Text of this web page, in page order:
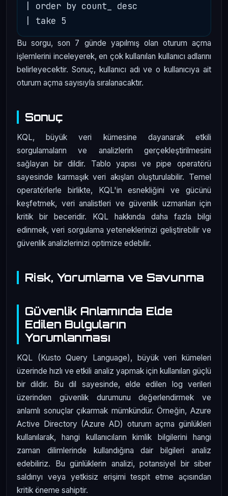
| order by count_ desc
Bu sorgu, son 7 günde yapılmış olan oturum açma
işlemlerini inceleyerek, en çok kullanılan kullanıcı adlarını
belirleyecektir. Sonuç, kullanıcı adı ve o kullanıcıya ait
oturum açma sayısıyla sıralanacaktır.
Sonuç
KQL, büyük veri kümesine dayanarak etkili
sorgulamaların ve analizlerin gerçekleştirilmesini
sağlayan bir dildir. Tablo yapısı ve pipe operatörü
sayesinde karmaşık veri akışları oluşturulabilir. Temel
operatörlerle birlikte, KQL'in esnekliğini ve gücünü
keşfetmek, veri analistleri ve güvenlik uzmanları için
kritik bir beceridir. KQL hakkında daha fazla bilgi
edinmek, veri sorgulama yeteneklerinizi geliştirebilir ve
güvenlik analizlerinizi optimize edebilir.
Risk, Yorumlama ve Savunma
Güvenlik Anlamında Elde
Edilen Bulguların
Yorumlanması
KQL (Kusto Query Language), büyük veri kümeleri
üzerinde hızlı ve etkili analiz yapmak için kullanılan güçlü
bir dildir. Bu dil sayesinde, elde edilen log verileri
üzerinden güvenlik durumunu değerlendirmek ve
anlamlı sonuçlar çıkarmak mümkündür. Örneğin, Azure
Active Directory (Azure AD) oturum açma günlükleri
kullanılarak, hangi kullanıcıların kimlik bilgilerini hangi
zaman dilimlerinde kullandığına dair bilgileri analiz
edebiliriz. Bu günlüklerin analizi, potansiyel bir siber
saldırıyı veya yetkisiz erişimi tespit etme açısından
kritik öneme sahiptir.